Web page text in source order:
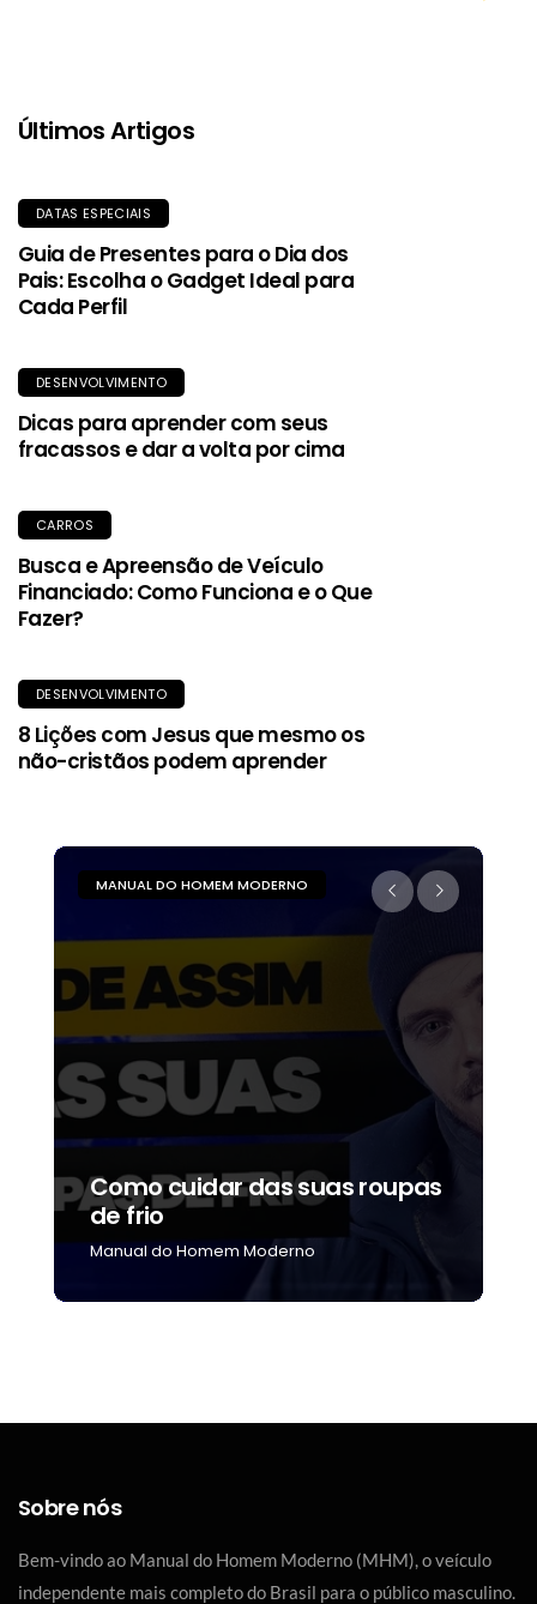
Últimos Artigos
DATAS ESPECIAIS
Guia de Presentes para o Dia dos
Pais: Escolha o Gadget Ideal para
Cada Perfil
DESENVOLVIMENTO
Dicas para aprender com seus
fracassos e dar a volta por cima
CARROS
Busca e Apreensão de Veículo
Financiado: Como Funciona e o Que
Fazer?
DESENVOLVIMENTO
8 Lições com Jesus que mesmo os
não-cristãos podem aprender
MANUAL DO HOMEM MODERNO
Como cuidar das suas roupas
de frio
Manual do Homem Moderno
Sobre nós
Bem-vindo ao Manual do Homem Moderno (MHM), o veículo
independente mais completo do Brasil para o público masculino.